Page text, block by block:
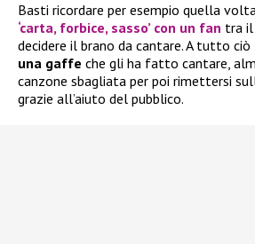
Basti ricordare per esempio quella
‘carta, forbice, sasso’ con un fan tra il
decidere il brano da cantare. A tutto ciò
una gaffe che gli ha fatto cantare,
canzone sbagliata per poi rimettersi
grazie all’aiuto del pubblico.